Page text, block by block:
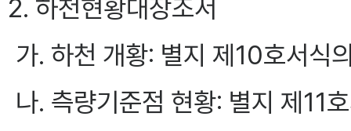
2. 하천현황대장조서
가. 하천 개황: 별지 제10호서식
나. 측량기준점 현황: 별지 제11